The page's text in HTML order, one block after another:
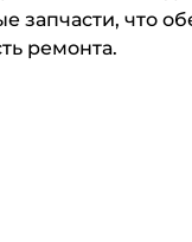
запчасти, что
ремонта.